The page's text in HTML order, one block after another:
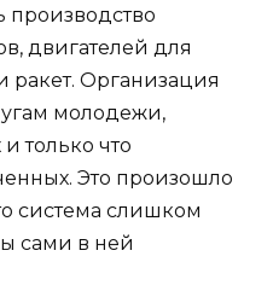
производство
двигателей для
ракет. Организация
молодежи,
только что
Это произошло
система слишком
сами в ней